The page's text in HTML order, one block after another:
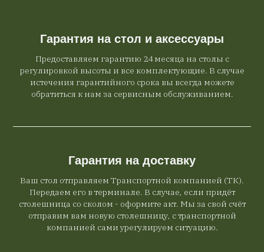
Гарантия на стол и аксессуары
Предоставляем гарантию 24 месяца на столы с
регулировкой высоты и все комплектующие. В случае
истечения гарантийного срока вы всегда можете
обратиться к нам за сервисным обслуживанием.
Гарантия на доставку
Ваш стол отправляем Транспортной компанией (ТК).
Передаем его в терминале. В случае, если придёт
столешница со сколом - оформите акт. Мы за свой счёт
отправим вам новую столешницу, с транспортной
компанией сами урегулируем ситуацию.